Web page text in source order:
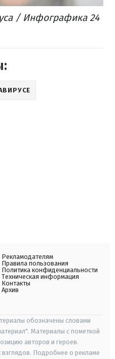
/ Инфографика 24
Рекламодателям
Правила пользования
Политика конфиденциальности
Техническая информация
Контакты
Архив
обозначены словами
Материалы с пометкой
авторов и героев.
Подробнее о рекламе